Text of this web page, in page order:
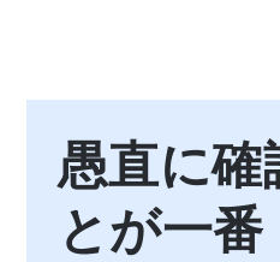
愚直に確
とが一番